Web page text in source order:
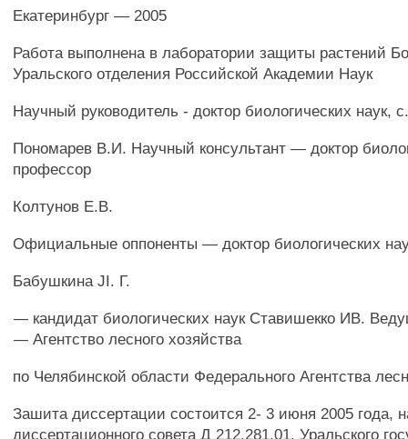
Екатеринбург — 2005
Работа выполнена в лаборатории защиты растений
Уральского отделения Российской Академии Наук
Научный руководитель - доктор биологических наук,
Пономарев В.И. Научный консультант — доктор
профессор
Колтунов Е.В.
Официальные оппоненты — доктор биологических
Бабушкина JI. Г.
— кандидат биологических наук Ставишекко ИВ.
— Агентство лесного хозяйства
по Челябинской области Федерального Агентства
Зашита диссертации состоится 2- 3 июня 2005 года,
диссертационного совета Д 212.281.01. Уральского